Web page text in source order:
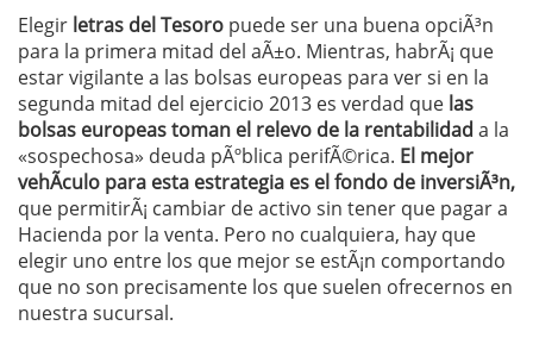
Elegir letras del Tesoro puede ser una buena opciÃ³n
para la primera mitad del aÃ±o. Mientras, habrÃ¡ que
estar vigilante a las bolsas europeas para ver si en la
segunda mitad del ejercicio 2013 es verdad que las
bolsas europeas toman el relevo de la rentabilidad a la
«sospechosa» deuda pÃºblica perifÃ©rica. El mejor
vehÃ­culo para esta estrategia es el fondo de inversiÃ³n,
que permitirÃ¡ cambiar de activo sin tener que pagar a
Hacienda por la venta. Pero no cualquiera, hay que
elegir uno entre los que mejor se estÃ¡n comportando
que no son precisamente los que suelen ofrecernos en
nuestra sucursal.